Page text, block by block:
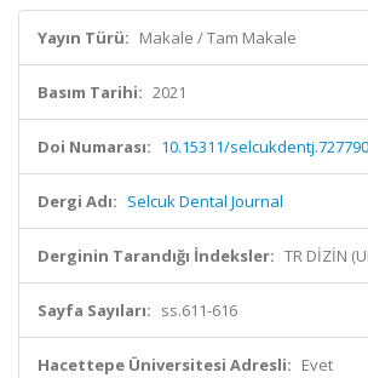
Yayın Türü: Makale / Tam Makale
Basım Tarihi: 2021
Doi Numarası: 10.15311/
Dergi Adı: Selcuk Dental Journal
Derginin Tarandığı İndeksler: TR DİZİN
Sayfa Sayıları: ss.611-616
Hacettepe Üniversitesi Adresli: Evet